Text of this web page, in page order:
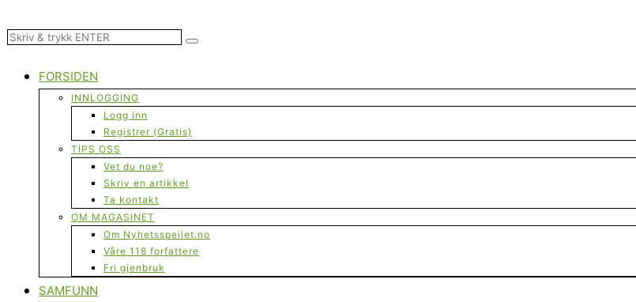
FORSIDEN
INNLOGGING
Logg inn
Registrer (Gratis)
TIPS OSS
Vet du noe?
Skriv en artikkel
Ta kontakt
OM MAGASINET
Om Nyhetsspeilet.no
Våre 118 forfattere
Fri gjenbruk
SAMFUNN